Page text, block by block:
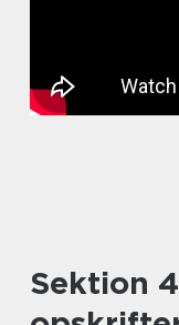
Sektion